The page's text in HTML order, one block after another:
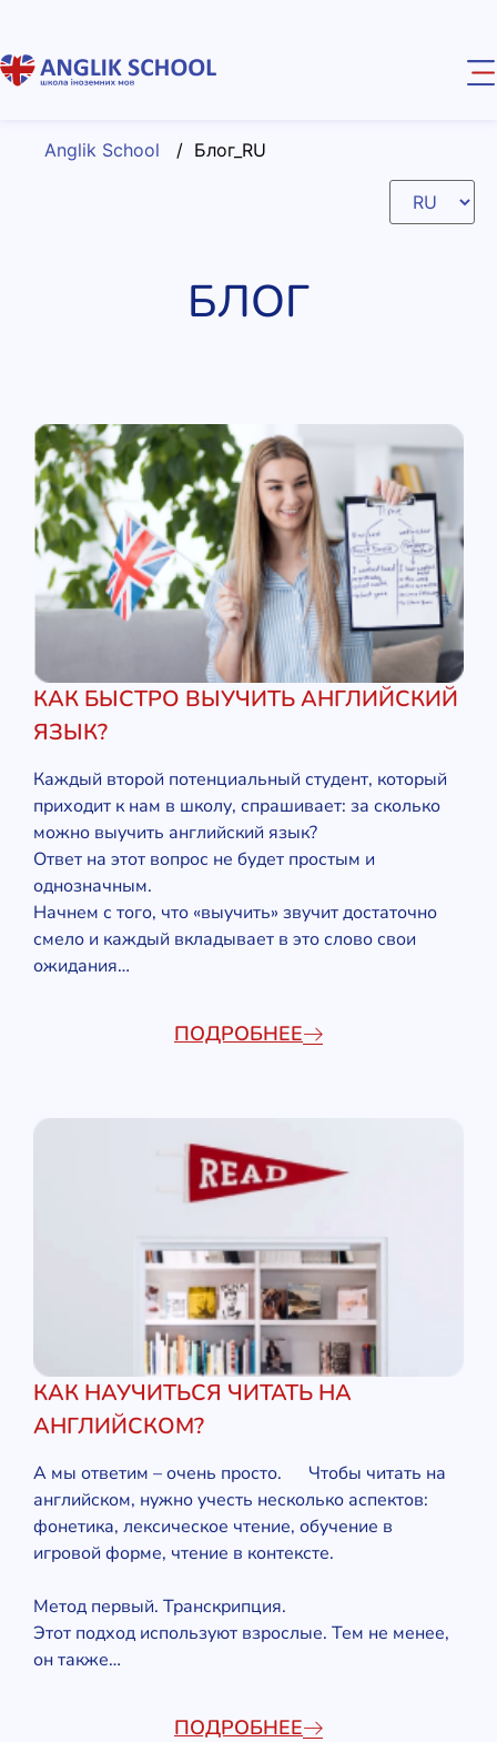
Anglik School / Блог_RU
БЛОГ
КАК БЫСТРО ВЫУЧИТЬ АНГЛИЙСКИЙ
ЯЗЫК?
Каждый второй потенциальный студент, который
приходит к нам в школу, спрашивает: за сколько
можно выучить английский язык?
Ответ на этот вопрос не будет простым и
однозначным.
Начнем с того, что «выучить» звучит достаточно
смело и каждый вкладывает в это слово свои
ожидания…
ПОДРОБНЕЕ
КАК НАУЧИТЬСЯ ЧИТАТЬ НА
АНГЛИЙСКОМ?
А мы ответим – очень просто. Чтобы читать на
английском, нужно учесть несколько аспектов:
фонетика, лексическое чтение, обучение в
игровой форме, чтение в контексте.
Метод первый. Транскрипция.
Этот подход используют взрослые. Тем не менее,
он также…
ПОДРОБНЕЕ